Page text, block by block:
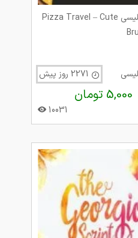
فونت انگلیسی Pizza Travel – Cute
5,000 تومان
10031